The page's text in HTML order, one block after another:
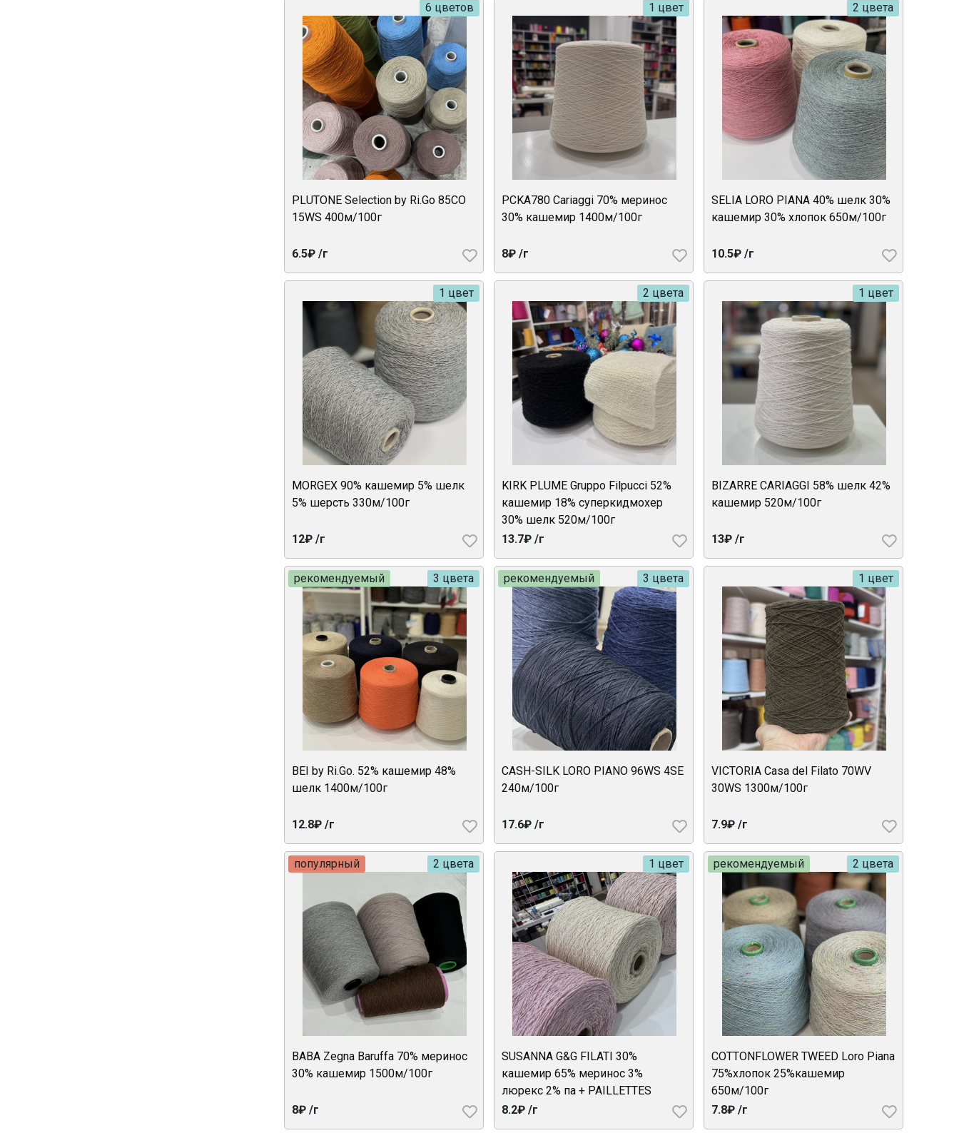
PLUTONE Selection by Ri.Go 85CO
15WS 400м/100г
6.5₽ /г
6 цветов
PCKA780 Cariaggi 70% меринос
30% кашемир 1400м/100г
8₽ /г
1 цвет
SELIA LORO PIANA 40% шелк 30%
кашемир 30% хлопок 650м/100г
10.5₽ /г
2 цвета
MORGEX 90% кашемир 5% шелк
5% шерсть 330м/100г
12₽ /г
1 цвет
KIRK PLUME Gruppo Filpucci 52%
кашемир 18% суперкидмохер
30% шелк 520м/100г
13.7₽ /г
2 цвета
BIZARRE CARIAGGI 58% шелк 42%
кашемир 520м/100г
13₽ /г
1 цвет
BEI by Ri.Go. 52% кашемир 48%
шелк 1400м/100г
12.8₽ /г
рекомендуемый 3 цвета
CASH-SILK LORO PIANO 96WS 4SE
240м/100г
17.6₽ /г
рекомендуемый 3 цвета
VICTORIA Casa del Filato 70WV
30WS 1300м/100г
7.9₽ /г
1 цвет
BABA Zegna Baruffa 70% меринос
30% кашемир 1500м/100г
8₽ /г
популярный 2 цвета
SUSANNA G&G FILATI 30%
кашемир 65% меринос 3%
люрекс 2% па + PAILLETTES
8.2₽ /г
1 цвет
COTTONFLOWER TWEED Loro Piana
75%хлопок 25%кашемир
650м/100г
7.8₽ /г
рекомендуемый 2 цвета